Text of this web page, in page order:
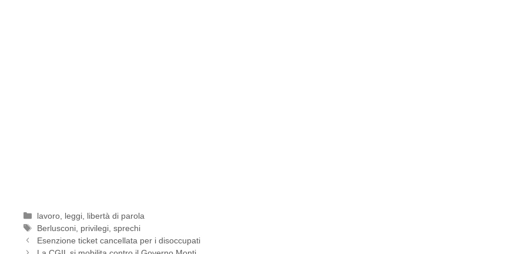
Categorie
lavoro leggi libertà di parola
Tag
Berlusconi privilegi ,sprechi
Esenzione ticket cancellata per i disoccupati